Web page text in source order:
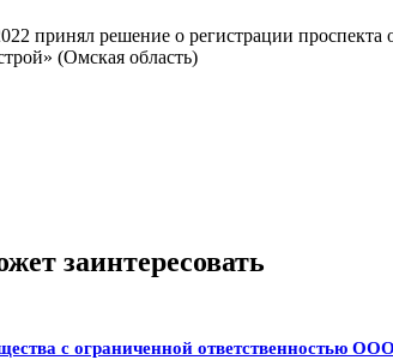
принял решение о регистрации
(Омская область)
заинтересовать
с ограниченной ответственностью